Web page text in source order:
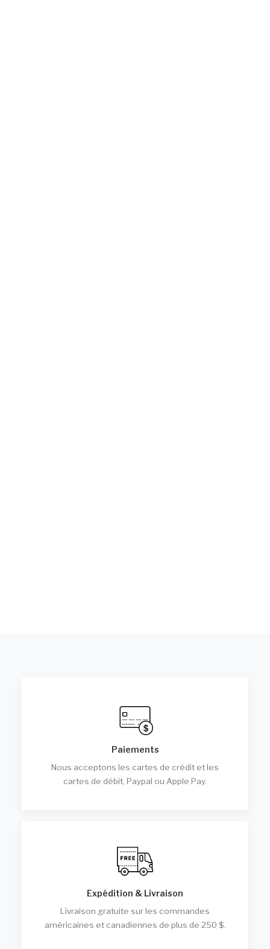
Paiements
Nous acceptons les cartes de crédit et les
cartes de débit, Paypal ou Apple Pay.
Expédition & Livraison
Livraison gratuite sur les commandes
américaines et canadiennes de plus de 250 $.